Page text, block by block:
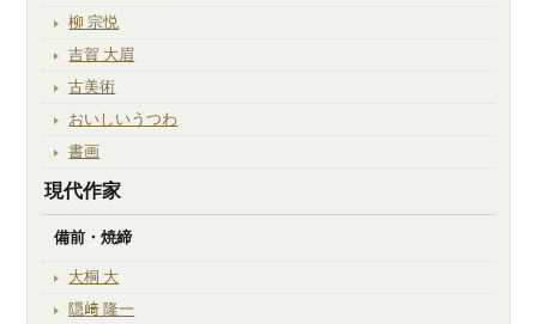
柳 宗悦
吉賀 大眉
古美術
おいしいうつわ
書画
現代作家
備前・焼締
大桐 大
隠﨑 隆一